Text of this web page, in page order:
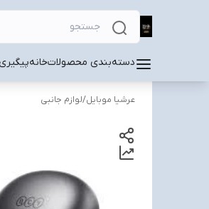
دسته‌بندی محصولاتخانه
عرشیا موبایل/لوازم جانبی